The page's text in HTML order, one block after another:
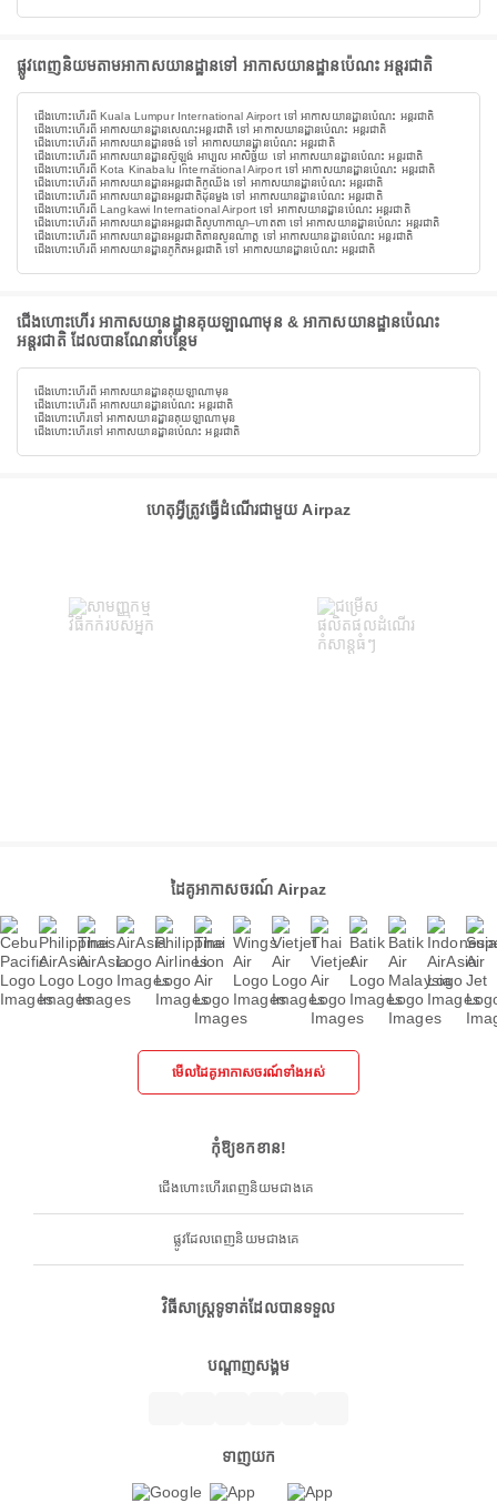
ផ្លូវពេញនិយមតាមអាកាសយានដ្ឋានទៅ អាកាសយានដ្ឋានប៉េណះ អន្តរជាតិ
ជើងហោះហើរពី Kuala Lumpur International Airport ទៅ អាកាសយានដ្ឋានប៉េណះ អន្តរជាតិ
ជើងហោះហើរពី អាកាសយានដ្ឋានសេណះអន្តរជាតិ ទៅ អាកាសយានដ្ឋានប៉េណះ អន្តរជាតិ
ជើងហោះហើរពី អាកាសយានដ្ឋានចង់ ទៅ អាកាសយានដ្ឋានប៉េណះ អន្តរជាតិ
ជើងហោះហើរពី អាកាសយានដ្ឋានស៊ូឡ្តង់ អាប្បូល អាសិច្ជ័យ ទៅ អាកាសយានដ្ឋានប៉េណះ អន្តរជាតិ
ជើងហោះហើរពី Kota Kinabalu International Airport ទៅ អាកាសយានដ្ឋានប៉េណះ អន្តរជាតិ
ជើងហោះហើរពី អាកាសយានដ្ឋានអន្តរជាតិកូឈីង ទៅ អាកាសយានដ្ឋានប៉េណះ អន្តរជាតិ
ជើងហោះហើរពី អាកាសយានដ្ឋានអន្តរជាតិដុនមួង ទៅ អាកាសយានដ្ឋានប៉េណះ អន្តរជាតិ
ជើងហោះហើរពី Langkawi International Airport ទៅ អាកាសយានដ្ឋានប៉េណះ អន្តរជាតិ
ជើងហោះហើរពី អាកាសយានដ្ឋានអន្តរជាតិសូហាកាណូ–ហាតតា ទៅ អាកាសយានដ្ឋានប៉េណះ អន្តរជាតិ
ជើងហោះហើរពី អាកាសយានដ្ឋានអន្តរជាតិតានសូនណាត្ត ទៅ អាកាសយានដ្ឋានប៉េណះ អន្តរជាតិ
ជើងហោះហើរពី អាកាសយានដ្ឋានភូកិតអន្តរជាតិ ទៅ អាកាសយានដ្ឋានប៉េណះ អន្តរជាតិ
ជើងហោះហើរ អាកាសយានដ្ឋានគុយឡាណាមុន & អាកាសយានដ្ឋានប៉េណះ
អន្តរជាតិ ដែលបានណែនាំបន្ថែម
ជើងហោះហើរពី អាកាសយានដ្ឋានគុយឡាណាមុន
ជើងហោះហើរពី អាកាសយានដ្ឋានប៉េណះ អន្តរជាតិ
ជើងហោះហើរទៅ អាកាសយានដ្ឋានគុយឡាណាមុន
ជើងហោះហើរទៅ អាកាសយានដ្ឋានប៉េណះ អន្តរជាតិ
ហេតុអ្វីត្រូវធ្វើដំណើរជាមួយ Airpaz
ដៃគូអាកាសចរណ៍ Airpaz
មើលដៃគូអាកាសចរណ៍ទាំងអស់
កុំឱ្យខកខាន!
ជើងហោះហើរពេញនិយមជាងគេ
ផ្លូវដែលពេញនិយមជាងគេ
វិធីសាស្ត្រទូទាត់ដែលបានទទួល
បណ្តាញសង្គម
ទាញយក